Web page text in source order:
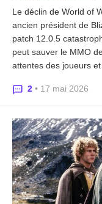
Le déclin de World of
ancien président de
patch 12.0.5
peut sauver le MMO
attentes des joueurs et
2 • 17 mai 2026